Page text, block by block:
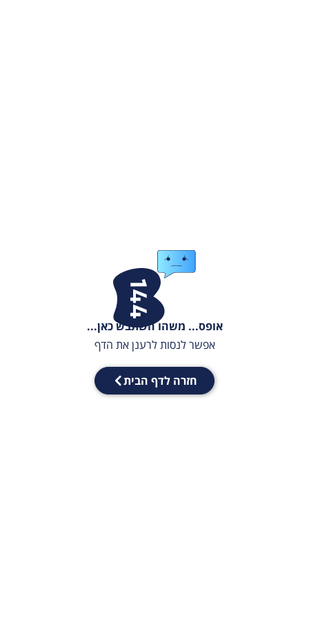
אופס... משהו השתבש כאן...
אפשר לנסות לרענן את הדף
חזרה לדף הבית